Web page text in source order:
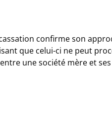
confirme son
que celui-ci ne peut
une société mère et